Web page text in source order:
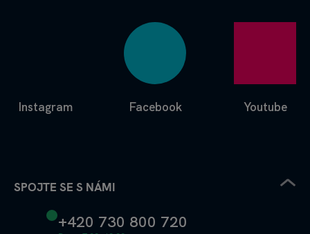
Facebook
Instagram Youtube
SPOJTE SE S NÁMI
+420 730 800 720